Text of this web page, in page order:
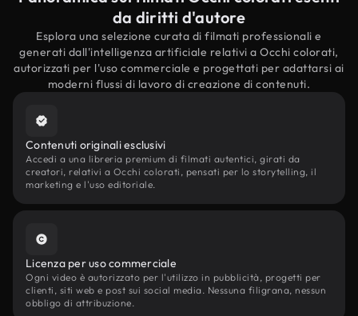
da diritti d'autore
Esplora una selezione curata di filmati professionali e
generati dall'intelligenza artificiale relativi a Occhi colorati,
autorizzati per l'uso commerciale e progettati per adattarsi ai
moderni flussi di lavoro di creazione di contenuti.
Contenuti originali esclusivi
Accedi a una libreria premium di filmati autentici, girati da
creatori, relativi a Occhi colorati, pensati per lo storytelling, il
marketing e l'uso editoriale.
Licenza per uso commerciale
Ogni video è autorizzato per l'utilizzo in pubblicità, progetti per
clienti, siti web e post sui social media. Nessuna filigrana, nessun
obbligo di attribuzione.